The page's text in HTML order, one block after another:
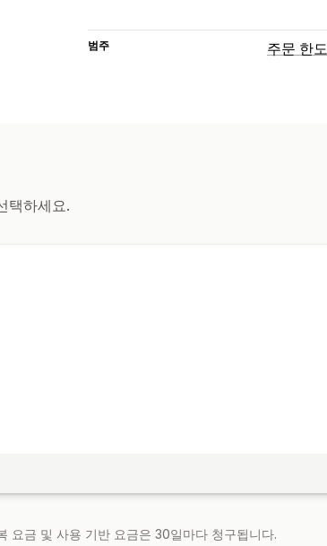
범주 주문 한도
택하세요.
요금 및 사용 기반 요금은 30일마다 청구됩니다.